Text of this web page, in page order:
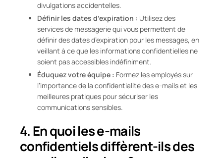
divulgations accidentelles.
Définir les dates d’expiration : Utilisez des
services de messagerie qui vous permettent de
définir des dates d’expiration pour les messages, en
veillant à ce que les informations confidentielles ne
soient pas accessibles indéfiniment.
Éduquez votre équipe : Formez les employés sur
l’importance de la confidentialité des e-mails et les
meilleures pratiques pour sécuriser les
communications sensibles.
4. En quoi les e-mails
confidentiels diffèrent-ils des